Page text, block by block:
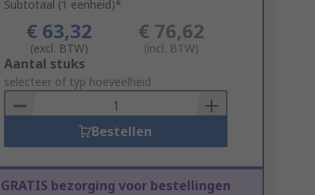
Subtotaal (1 eenheid)*
€ 63,32
(excl. BTW)
€ 76,62
(incl. BTW)
Add
to
Basket
Aantal stuks
selecteer of typ hoeveelheid
Bestellen
GRATIS bezorging voor bestellingen